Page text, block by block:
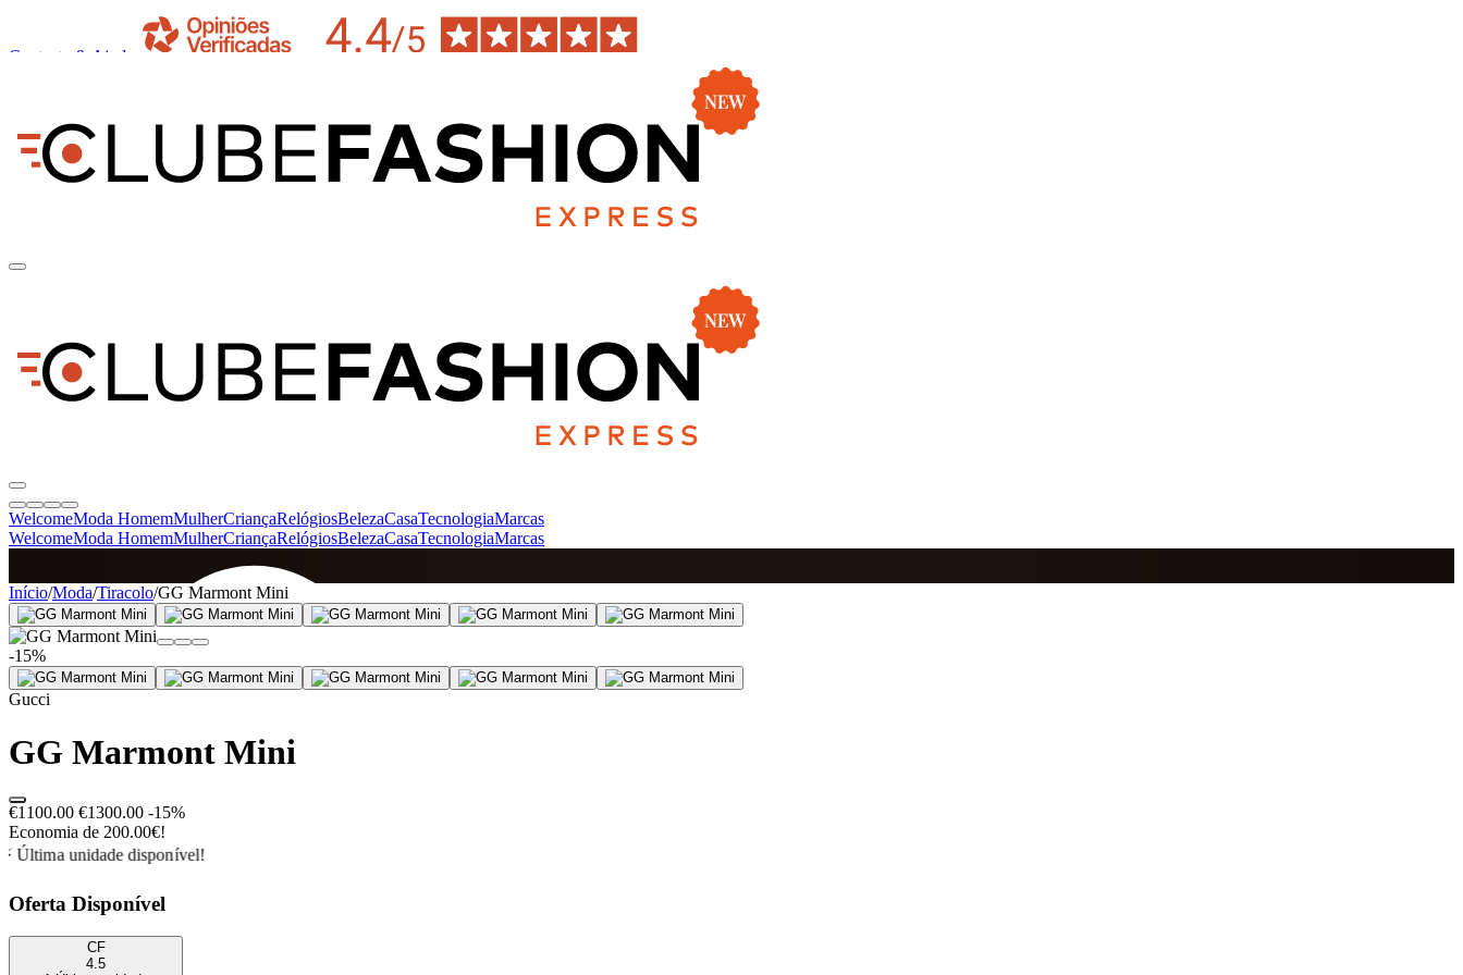
Contacto & Ajuda
WelcomeModa HomemMulherCriançaRelógiosBelezaCasaTecnologiaMarcas
WelcomeModa HomemMulherCriançaRelógiosBelezaCasaTecnologiaMarcas
SINCE 2005
+de 36.000 reviews
Início/Moda/Tiracolo/GG Marmont Mini
-15%
Gucci
GG Marmont Mini
€1100.00 €1300.00 -15%
Economia de 200.00€!
⚡ Última unidade disponível!
Oferta Disponível
CF
4.5